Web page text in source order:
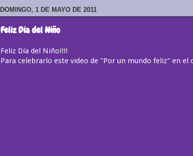
DOMINGO, 1 DE MAYO DE 2011
Feliz Día del Niño
Feliz Día del Niño!!!!
Para celebrarlo este video de "Por un mundo feliz" en el